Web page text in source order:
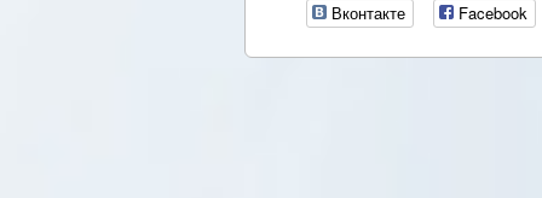
Вконтакте Facebook